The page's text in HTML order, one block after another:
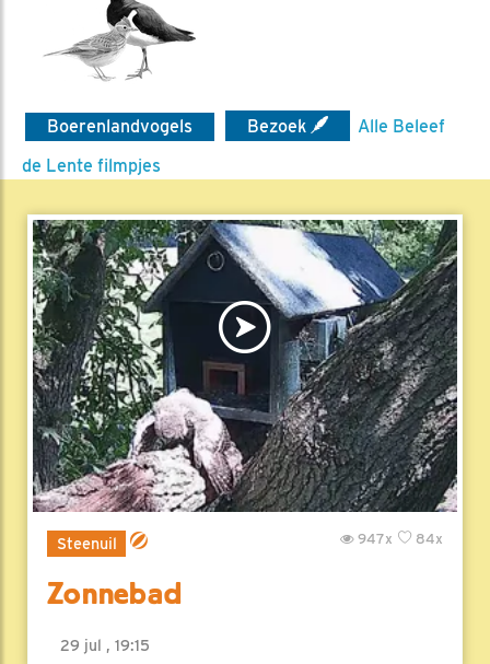
Boerenlandvogels Bezoek
Alle Beleef
de Lente filmpjes
Steenuil 84x
947x
Zonnebad
29 jul , 19:15